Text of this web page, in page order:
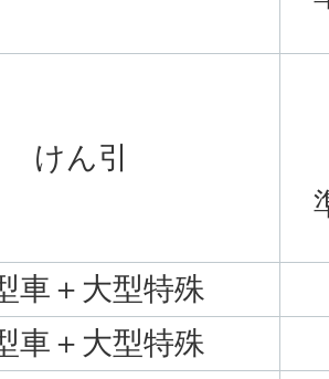
けん引
車＋大型特殊
車＋大型特殊